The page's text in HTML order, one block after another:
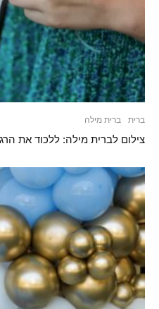
ברית ברית מילה
צילום לברית מילה: ללכוד את